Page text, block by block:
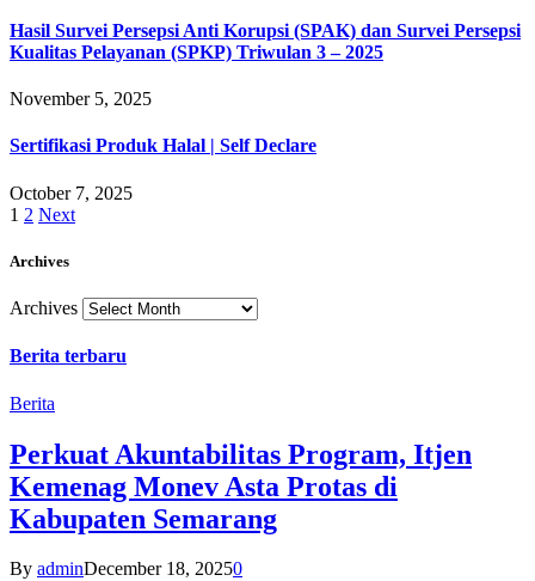
Hasil Survei Persepsi Anti Korupsi (SPAK) dan Survei Persepsi
Kualitas Pelayanan (SPKP) Triwulan 3 – 2025
November 5, 2025
Sertifikasi Produk Halal | Self Declare
October 7, 2025
1 2 Next
Archives
Archives
Berita terbaru
Berita
Perkuat Akuntabilitas Program, Itjen
Kemenag Monev Asta Protas di
Kabupaten Semarang
By adminDecember 18, 20250